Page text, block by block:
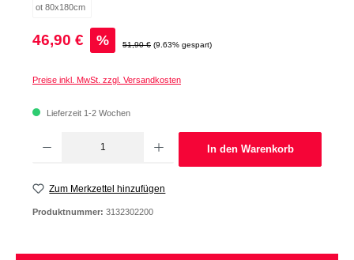
Verkaufspreis:
46,90 € % Regulärer Preis:
51,90 € (9.63% gespart)
Preise inkl. MwSt. zzgl. Versandkosten
Lieferzeit 1-2 Wochen
In den Warenkorb
Zum Merkzettel hinzufügen
Produktnummer: 3132302200